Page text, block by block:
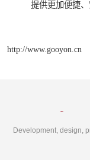
提供更加便捷
http://www.gooyon.cn